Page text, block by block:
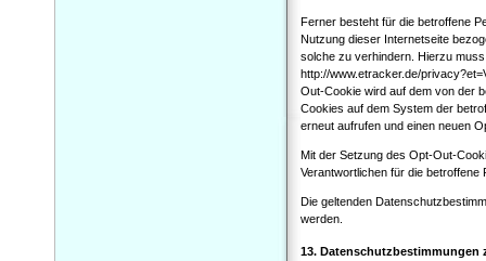
Ferner besteht für die betroffene
Nutzung dieser Internetseite
solche zu verhindern. Hierzu
http://www.etracker.de/
Out-Cookie wird auf dem von der
Cookies auf dem System der
erneut aufrufen und einen neuen
Mit der Setzung des Opt-Out-
Verantwortlichen für die
Die geltenden
werden.
13. Datenschutzbestimmungen